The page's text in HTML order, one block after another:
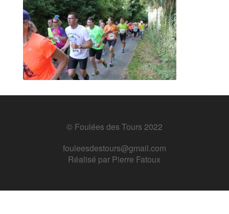
© Foulées des Tours 2022
fouleesdestours@gmail.com
Réalisé par Pierre Fatoux